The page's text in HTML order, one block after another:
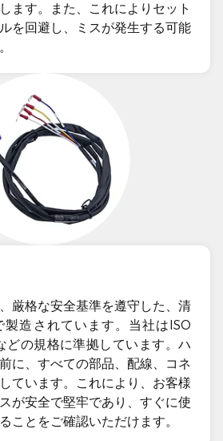
ます。また、これによりセット
を回避し、ミスが発生する可能
厳格な安全基準を遵守した、清
造されています。当社はISO
の規格に準拠しています。ハ
に、すべての部品、配線、コネ
ています。これにより、お客様
が安全で堅牢であり、すぐに使
ことをご確認いただけます。